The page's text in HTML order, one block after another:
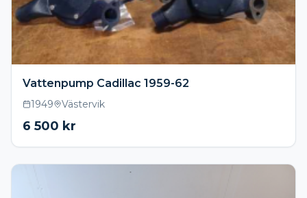
Vattenpump Cadillac 1959-62
1949 Västervik
6 500 kr